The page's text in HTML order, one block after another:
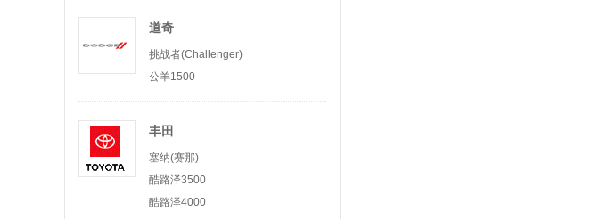
道奇
挑战者(Challenger)
公羊1500
丰田
塞纳(赛那)
酷路泽3500
酷路泽4000